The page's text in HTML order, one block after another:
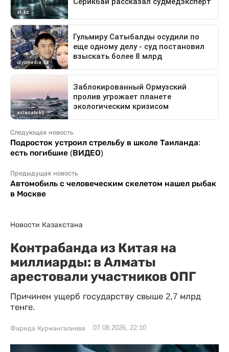
Следующая новость
Подросток устроил стрельбу в школе Таиланда:
есть погибшие (ВИДЕО)
Предыдущая новость
Автомобиль с человеческим скелетом нашел рыбак
в Москве
Новости Казахстана
Контрабанда из Китая на
миллиарды: в Алматы
арестовали участников ОПГ
Причинен ущерб государству свыше 2,7 млрд
тенге.
Фарида Курмангалиева 07.08.2026, 22:10